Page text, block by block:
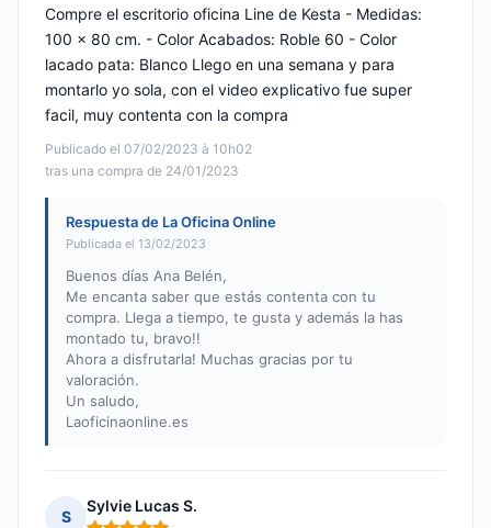
Publicado el 07/02/2023 à 10h02
tras una compra de 24/01/2023
Compre el escritorio oficina Line de Kesta - Medidas:
100 x 80 cm. - Color Acabados: Roble 60 - Color
lacado pata: Blanco Llego en una semana y para
montarlo yo sola, con el video explicativo fue super
facil, muy contenta con la compra
Respuesta de La Oficina Online
Publicada el 13/02/2023
Buenos días Ana Belén,
Me encanta saber que estás contenta con tu
compra. Llega a tiempo, te gusta y además la has
montado tu, bravo!!
Ahora a disfrutarla! Muchas gracias por tu
valoración.
Un saludo,
Laoficinaonline.es
S
Sylvie Lucas S.